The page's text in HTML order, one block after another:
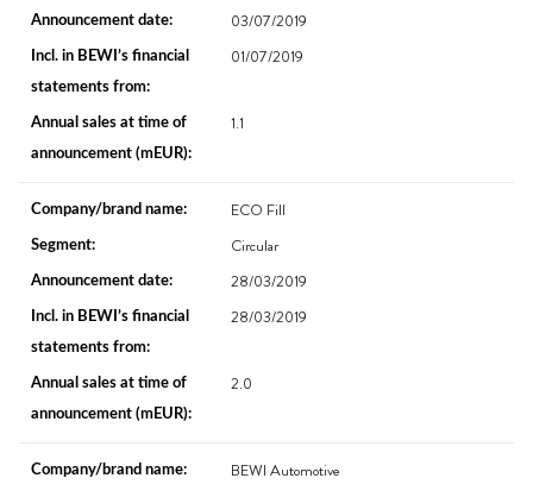
03/07/2019
01/07/2019
1.1
ECO Fill
Circular
28/03/2019
28/03/2019
2.0
BEWI Automotive